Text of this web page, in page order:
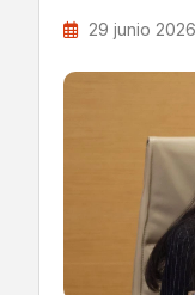
29 junio 2026